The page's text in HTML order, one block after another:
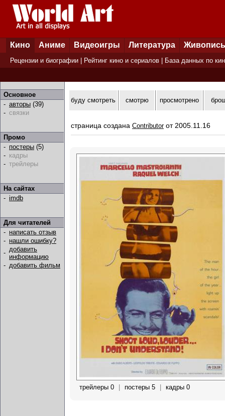
Кино Аниме Видеоигры Литература Живопись
Рецензии и биографии Рейтинг кино и сериалов База данных по
Основное
- авторы (39)
- связки
Промо
- постеры (5)
- кадры
- трейлеры
На сайтах
- imdb
Для читателей
- написать отзыв
- нашли ошибку?
- добавить
информацию
- добавить фильм
буду смотреть смотрю просмотрено
страница создана Contributorот 2005.11.16
трейлеры 0 постеры 5 кадры 0